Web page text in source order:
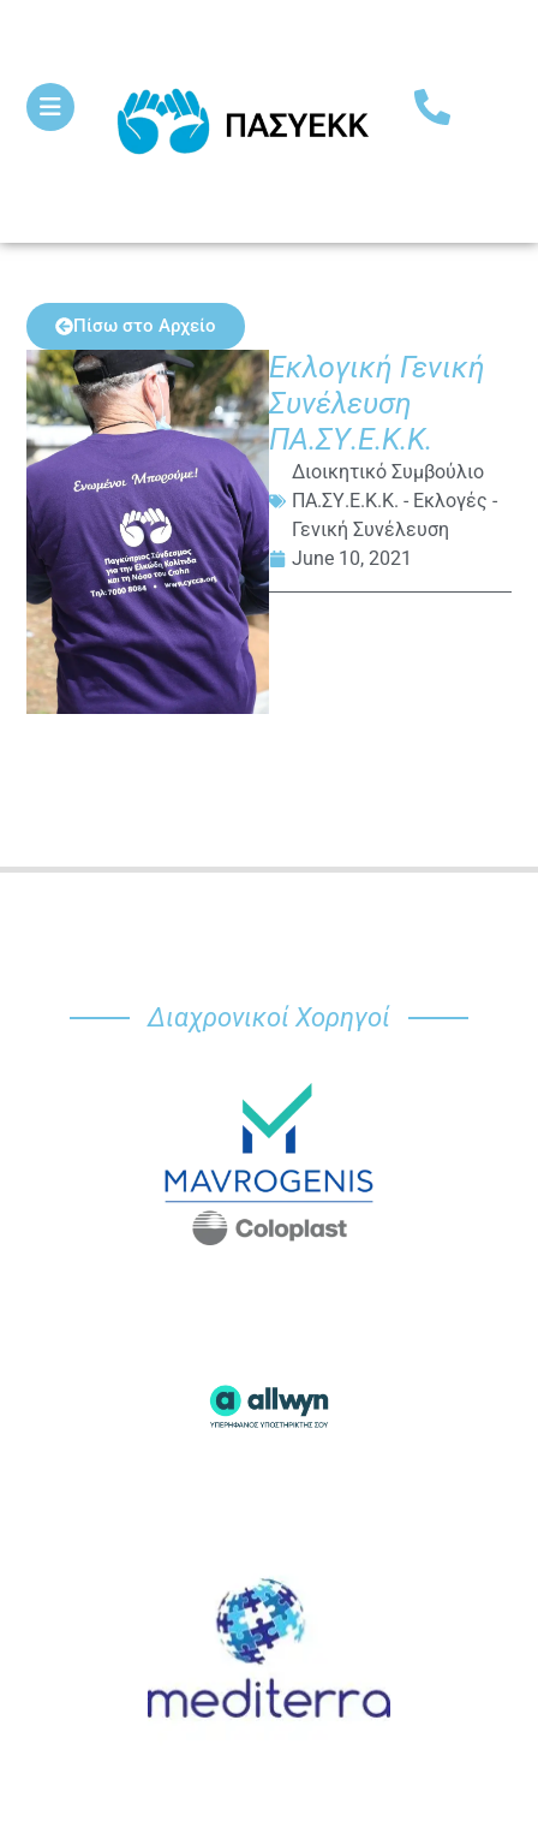
Πίσω στο Αρχείο
Εκλογική Γενική
Συνέλευση
ΠΑ.ΣΥ.Ε.Κ.Κ.
Διοικητικό Συμβούλιο
ΠΑ.ΣΥ.Ε.Κ.Κ. - Εκλογές -
Γενική Συνέλευση
June 10, 2021
Διαχρονικοί Χορηγοί